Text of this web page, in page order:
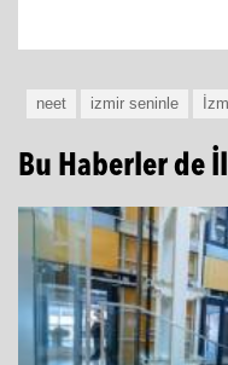
neet izmir seninle
Bu Haberler de